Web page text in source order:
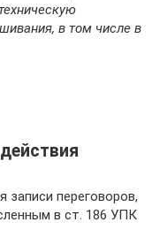
в том числе в
переговоров,
в ст. 186 УПК